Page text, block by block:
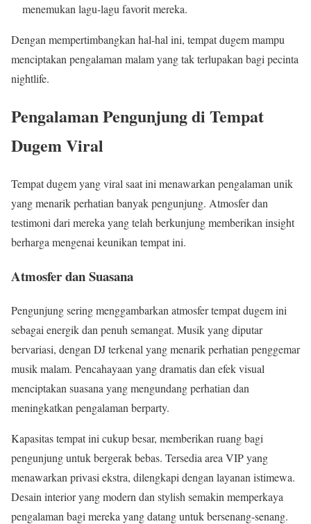
menemukan lagu-lagu favorit mereka.
Dengan mempertimbangkan hal-hal ini, tempat dugem mampu
menciptakan pengalaman malam yang tak terlupakan bagi pecinta
nightlife.
Pengalaman Pengunjung di Tempat
Dugem Viral
Tempat dugem yang viral saat ini menawarkan pengalaman unik
yang menarik perhatian banyak pengunjung. Atmosfer dan
testimoni dari mereka yang telah berkunjung memberikan insight
berharga mengenai keunikan tempat ini.
Atmosfer dan Suasana
Pengunjung sering menggambarkan atmosfer tempat dugem ini
sebagai energik dan penuh semangat. Musik yang diputar
bervariasi, dengan DJ terkenal yang menarik perhatian penggemar
musik malam. Pencahayaan yang dramatis dan efek visual
menciptakan suasana yang mengundang perhatian dan
meningkatkan pengalaman berparty.
Kapasitas tempat ini cukup besar, memberikan ruang bagi
pengunjung untuk bergerak bebas. Tersedia area VIP yang
menawarkan privasi ekstra, dilengkapi dengan layanan istimewa.
Desain interior yang modern dan stylish semakin memperkaya
pengalaman bagi mereka yang datang untuk bersenang-senang.